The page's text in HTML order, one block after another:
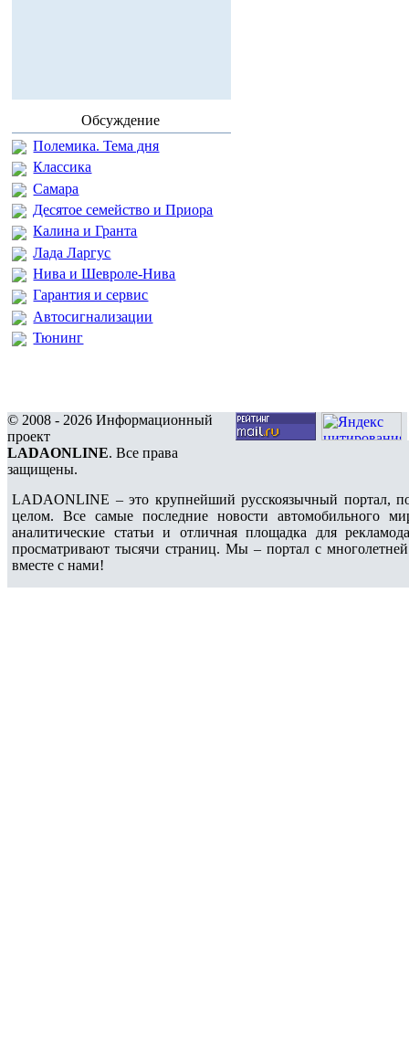
Обсуждение
Полемика. Тема дня
Классика
Самара
Десятое семейство и Приора
Калина и Гранта
Лада Ларгус
Нива и Шевроле-Нива
Гарантия и сервис
Автосигнализации
Тюнинг
© 2008 - 2026 Информационный
проект
LADAONLINE. Все права
защищены.
LADAONLINE – это крупнейший русскоязычный портал,
целом. Все самые последние новости автомобильного
аналитические статьи и отличная площадка для
просматривают тысячи страниц. Мы – портал с
вместе с нами!